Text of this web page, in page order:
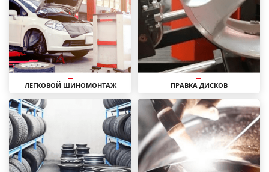
ЛЕГКОВОЙ ШИНОМОНТАЖ ПРАВКА ДИСКОВ